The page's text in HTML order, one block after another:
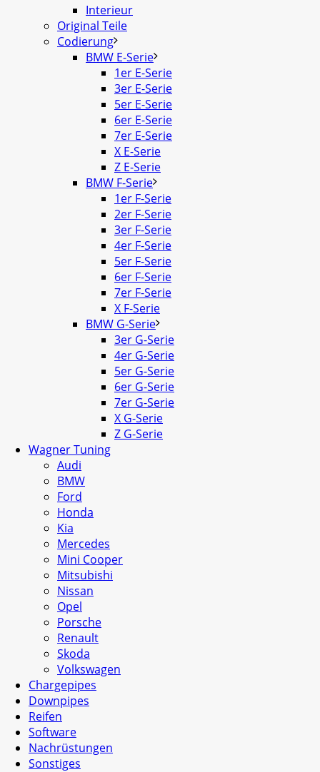
Interieur
Original Teile
Codierung
BMW E-Serie
1er E-Serie
3er E-Serie
5er E-Serie
6er E-Serie
7er E-Serie
X E-Serie
Z E-Serie
BMW F-Serie
1er F-Serie
2er F-Serie
3er F-Serie
4er F-Serie
5er F-Serie
6er F-Serie
7er F-Serie
X F-Serie
BMW G-Serie
3er G-Serie
4er G-Serie
5er G-Serie
6er G-Serie
7er G-Serie
X G-Serie
Z G-Serie
Wagner Tuning
Audi
BMW
Ford
Honda
Kia
Mercedes
Mini Cooper
Mitsubishi
Nissan
Opel
Porsche
Renault
Skoda
Volkswagen
Chargepipes
Downpipes
Reifen
Software
Nachrüstungen
Sonstiges